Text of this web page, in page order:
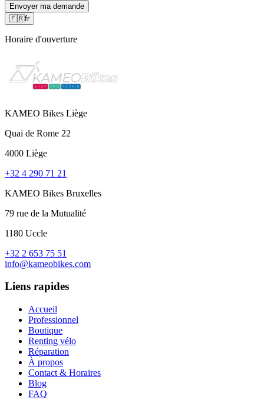
Envoyer ma demande
🇫🇷fr
Horaire d'ouverture
KAMEO Bikes Liège
Quai de Rome 22
4000 Liège
+32 4 290 71 21
KAMEO Bikes Bruxelles
79 rue de la Mutualité
1180 Uccle
+32 2 653 75 51
info@kameobikes.com
Liens rapides
Accueil
Professionnel
Boutique
Renting vélo
Réparation
À propos
Contact & Horaires
Blog
FAQ